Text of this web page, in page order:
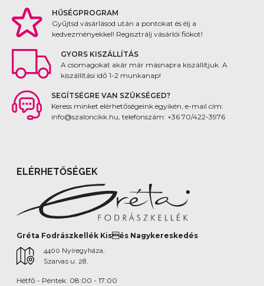
HŰSÉGPROGRAM
Gyűjtsd vásárlásod után a pontokat és élj a
kedvezményekkel! Regisztrálj vásárlói fiókot!
GYORS KISZÁLLÍTÁS
A csomagokat akár már másnapra kiszállítjuk. A
kiszállítási idő 1-2 munkanap!
SEGÍTSÉGRE VAN SZÜKSÉGED?
Keress minket elérhetőségeink egyikén, e-mail cím:
info@szaloncikk.hu, telefonszám: +36 70/422-3976
ELÉRHETŐSÉGEK
Gréta Fodrászkellék Kisés Nagykereskedés
4400 Nyíregyháza,
Szarvas u. 28.
Hétfő - Péntek: 08:00 - 17:00